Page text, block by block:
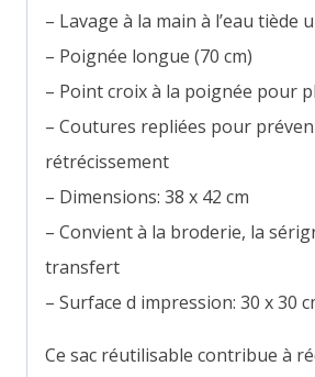
– Lavage à la main à l’eau tiède
– Poignée longue (70 cm)
– Point croix à la poignée pour
– Coutures repliées pour
rétrécissement
– Dimensions: 38 x 42 cm
– Convient à la broderie, la
transfert
– Surface d impression: 30 x 30
Ce sac réutilisable contribue à